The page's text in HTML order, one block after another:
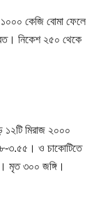
১০০০ কেজি বোমা ফেলে
নিকেশ ২৫০ থেকে
১২টি মিরাজ ২০০০
৩.৫৫। ও চাকোটিতে
মৃত ৩০০ জঙ্গি।